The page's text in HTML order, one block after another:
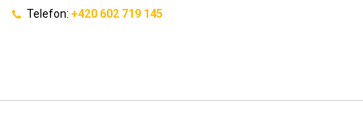
Telefon: +420 602 719 145